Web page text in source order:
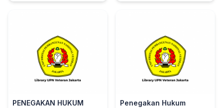
PENEGAKAN HUKUM
Penegakan Hukum